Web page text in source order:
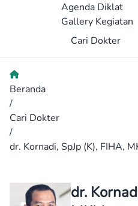
Agenda Diklat
Gallery Kegiatan
Cari Dokter
Beranda
/
Cari Dokter
/
dr. Kornadi, SpJp (K), FIHA,
dr.